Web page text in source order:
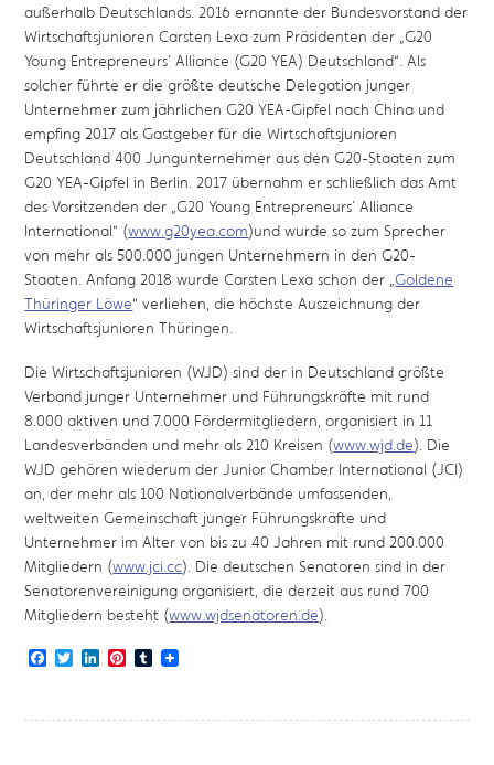
außerhalb Deutschlands. 2016 ernannte der Bundesvorstand der
Wirtschaftsjunioren Carsten Lexa zum Präsidenten der „G20
Young Entrepreneurs´ Alliance (G20 YEA) Deutschland“. Als
solcher führte er die größte deutsche Delegation junger
Unternehmer zum jährlichen G20 YEA-Gipfel nach China und
empfing 2017 als Gastgeber für die Wirtschaftsjunioren
Deutschland 400 Jungunternehmer aus den G20-Staaten zum
G20 YEA-Gipfel in Berlin. 2017 übernahm er schließlich das Amt
des Vorsitzenden der „G20 Young Entrepreneurs´ Alliance
International“ (www.g20yea.com)und wurde so zum Sprecher
von mehr als 500.000 jungen Unternehmern in den G20-
Staaten. Anfang 2018 wurde Carsten Lexa schon der „Goldene
Thüringer Löwe“ verliehen, die höchste Auszeichnung der
Wirtschaftsjunioren Thüringen.
Die Wirtschaftsjunioren (WJD) sind der in Deutschland größte
Verband junger Unternehmer und Führungskräfte mit rund
8.000 aktiven und 7.000 Fördermitgliedern, organisiert in 11
Landesverbänden und mehr als 210 Kreisen (www.wjd.de). Die
WJD gehören wiederum der Junior Chamber International (JCI)
an, der mehr als 100 Nationalverbände umfassenden,
weltweiten Gemeinschaft junger Führungskräfte und
Unternehmer im Alter von bis zu 40 Jahren mit rund 200.000
Mitgliedern (www.jci.cc). Die deutschen Senatoren sind in der
Senatorenvereinigung organisiert, die derzeit aus rund 700
Mitgliedern besteht (www.wjdsenatoren.de).
Facebook
TwitterLinkedIn
Pinterest
Tumblr